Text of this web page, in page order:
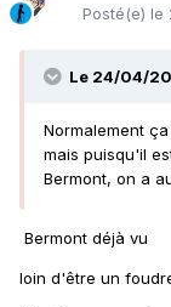
Posté(e) le
Le 24/04/
Normalement
mais puisqu'il
Bermont, on a
Bermont déjà vu
loin d'être un